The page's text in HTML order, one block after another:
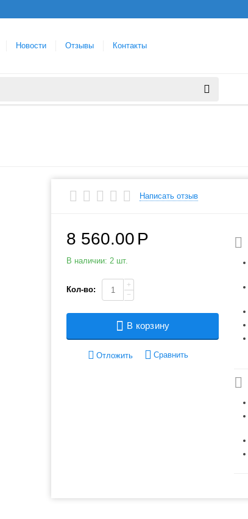
Новости Отзывы Контакты
Написать отзыв
8 560.00 Р
В наличии: 2 шт.
Кол-во:
+
−
В корзину
Отложить Сравнить